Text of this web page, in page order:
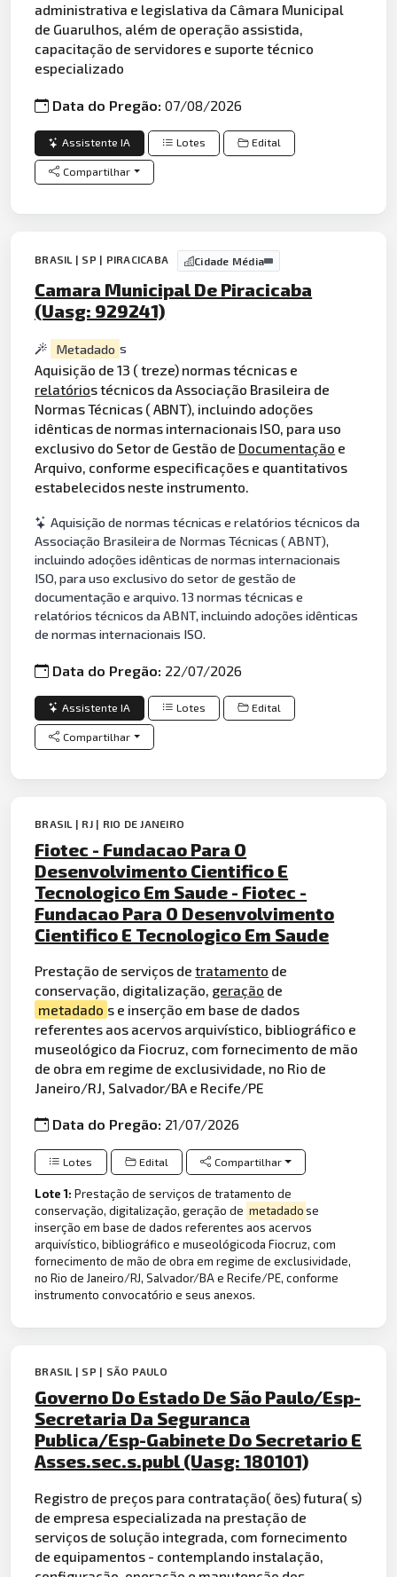
administrativa e legislativa da Câmara Municipal
de Guarulhos, além de operação assistida,
capacitação de servidores e suporte técnico
especializado
Data do Pregão:07/08/2026
Assistente IA Lotes Edital
Compartilhar
BRASIL | SP | PIRACICABA Cidade Média
Camara Municipal De Piracicaba
(Uasg: 929241)
Metadado s
Aquisição de 13 ( treze) normas técnicas e
relatórios técnicos da Associação Brasileira de
Normas Técnicas ( ABNT), incluindo adoções
idênticas de normas internacionais ISO, para uso
exclusivo do Setor de Gestão de Documentação e
Arquivo, conforme especificações e quantitativos
estabelecidos neste instrumento.
Aquisição de normas técnicas e relatórios técnicos da
Associação Brasileira de Normas Técnicas ( ABNT),
incluindo adoções idênticas de normas internacionais
ISO, para uso exclusivo do setor de gestão de
documentação e arquivo. 13 normas técnicas e
relatórios técnicos da ABNT, incluindo adoções idênticas
de normas internacionais ISO.
Data do Pregão: 22/07/2026
Assistente IA Lotes Edital
Compartilhar
BRASIL | RJ | RIO DE JANEIRO
Fiotec - Fundacao Para O
Desenvolvimento Cientifico E
Tecnologico Em Saude - Fiotec -
Fundacao Para O Desenvolvimento
Cientifico E Tecnologico Em Saude
Prestação de serviços detratamento de
conservação, digitalização, geração de
metadado s e inserção em base de dados
referentes aos acervos arquivístico, bibliográfico e
museológico da Fiocruz, com fornecimento de mão
de obra em regime de exclusividade, no Rio de
Janeiro/RJ, Salvador/BA e Recife/PE
Data do Pregão: 21/07/2026
Lotes Edital Compartilhar
Lote 1:Prestação de serviços de tratamento de
conservação, digitalização, geração de metadadose
inserção em base de dados referentes aos acervos
arquivístico, bibliográfico e museológicoda Fiocruz, com
fornecimento de mão de obra em regime de exclusividade,
no Rio de Janeiro/RJ, Salvador/BA e Recife/PE, conforme
instrumento convocatório e seus anexos.
BRASIL | SP | SÃO PAULO
Governo Do Estado De São Paulo/Esp-
Secretaria Da Seguranca
Publica/Esp-Gabinete Do Secretario E
Asses.sec.s.publ (Uasg: 180101)
Registro de preços para contratação( ões) futura( s)
de empresa especializada na prestação de
serviços de solução integrada, com fornecimento
de equipamentos - contemplando instalação,